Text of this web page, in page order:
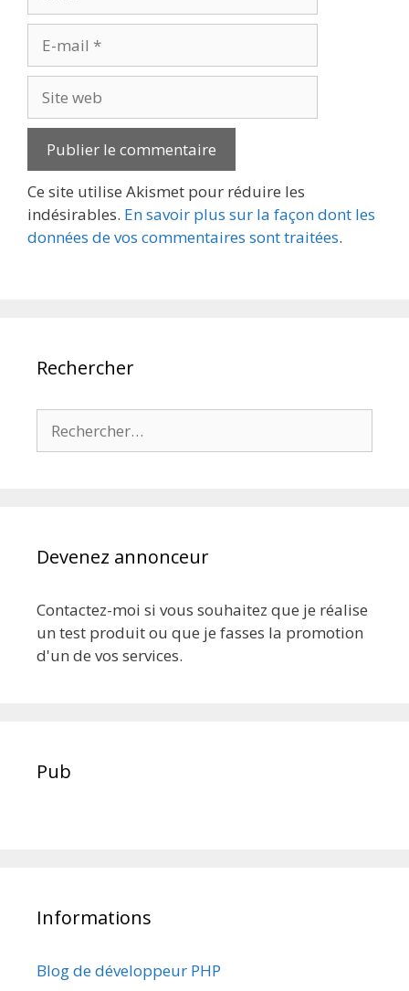
mail
web
Ce site utilise Akismet pour réduire les
indésirables. En savoir plus sur la façon dont les
données de vos commentaires sont traitées.
Rechercher
Devenez annonceur
Contactez-moi si vous souhaitez que je réalise
un test produit ou que je fasses la promotion
d'un de vos services.
Pub
Informations
Blog de développeur PHP